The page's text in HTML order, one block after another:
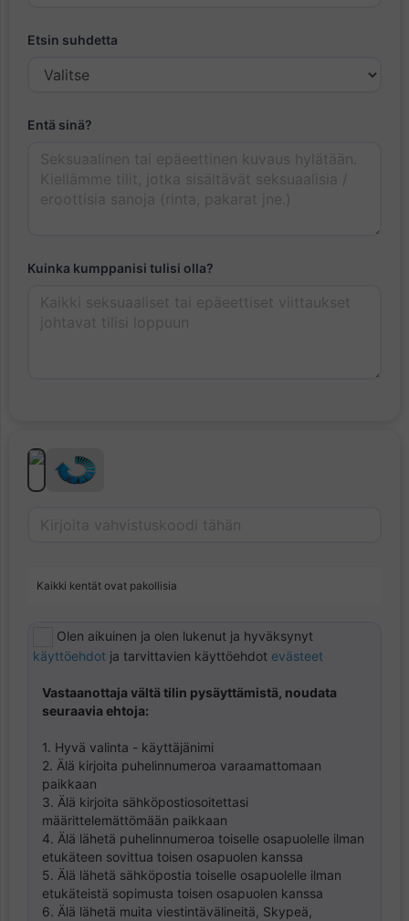
Etsin suhdetta
Entä sinä?
Kuinka kumppanisi tulisi olla?
Kaikki kentät ovat pakollisia
Olen aikuinen ja olen lukenut ja hyväksynyt
käyttöehdot ja tarvittavien käyttöehdot evästeet
Vastaanottaja vältä tilin pysäyttämistä, noudata
seuraavia ehtoja:
1. Hyvä valinta - käyttäjänimi
2. Älä kirjoita puhelinnumeroa varaamattomaan
paikkaan
3. Älä kirjoita sähköpostiosoitettasi
määrittelemättömään paikkaan
4. Älä lähetä puhelinnumeroa toiselle osapuolelle ilman
etukäteen sovittua toisen osapuolen kanssa
5. Älä lähetä sähköpostia toiselle osapuolelle ilman
etukäteistä sopimusta toisen osapuolen kanssa
6. Älä lähetä muita viestintävälineitä, Skypeä,